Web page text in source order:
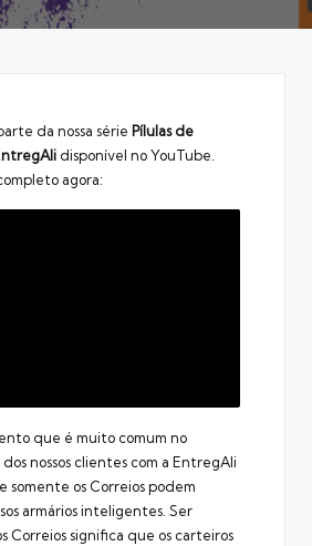
da nossa série Pílulas de
disponível no YouTube.
agora:
que é muito comum no
nossos clientes com a EntregAli
somente os Correios podem
armários inteligentes. Ser
Correios significa que os carteiros